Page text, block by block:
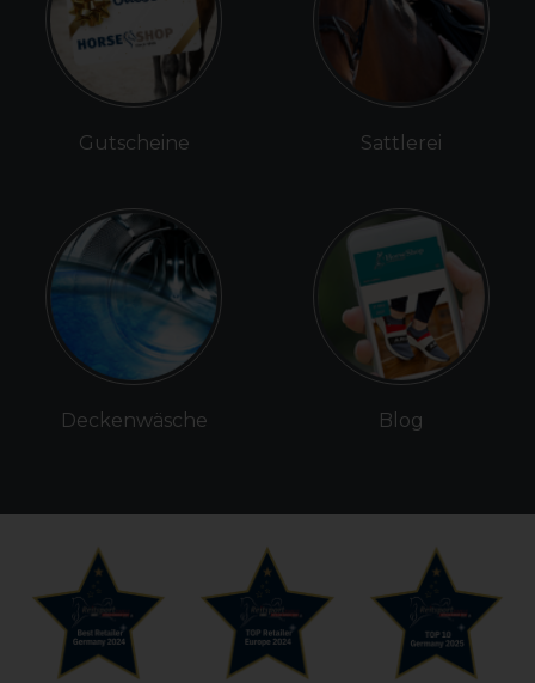
Gutscheine
Deckenwäsche
Sattlerei
Blog